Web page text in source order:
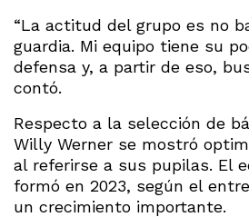
“La actitud del grupo es no
guardia. Mi equipo tiene su
defensa y, a partir de eso,
contó.
Respecto a la selección de
Willy Werner se mostró
al referirse a sus pupilas. El
formó en 2023, según el
un crecimiento importante.